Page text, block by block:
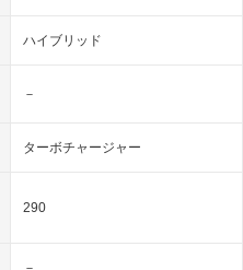
ハイブリッド
－
ターボチャージャー
290